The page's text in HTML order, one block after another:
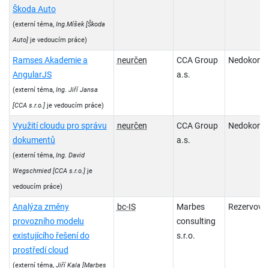
Škoda Auto
(externí téma, Ing.Míšek [Škoda
Auto]je vedoucím práce)
Ramses Akademie a
AngularJS
(externí téma, Ing. Jiří Jansa
[CCA s.r.o.]je vedoucím práce)
neurčen
CCA Group
a.s.
Využití cloudu pro správu
dokumentů
(externí téma, Ing. David
Wegschmied [CCA s.r.o.]je
vedoucím práce)
neurčen
CCA Group
a.s.
Analýza změny
provozního modelu
existujícího řešení do
prostředí cloud
(externí téma, Jiří Kala [Marbes
bc-IS
Marbes
consulting
s.r.o.